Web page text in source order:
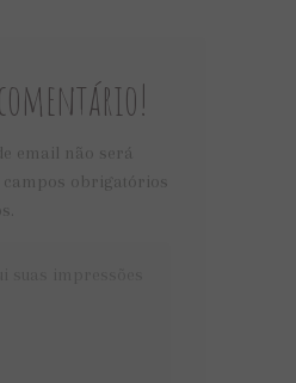
email não será
campos obrigatórios